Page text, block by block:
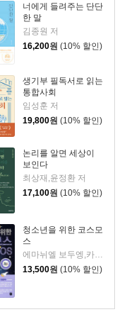
너에게 들려주는 단단
한 말
김종원 저
16,200원 (10% 할인)
생기부 필독서로 읽는
통합사회
임성훈 저
19,800원 (10% 할인)
논리를 알면 세상이
보인다
최상재,윤정환 저
17,100원 (10% 할인)
청소년을 위한 코스모
스
13,500원 (10% 할인)